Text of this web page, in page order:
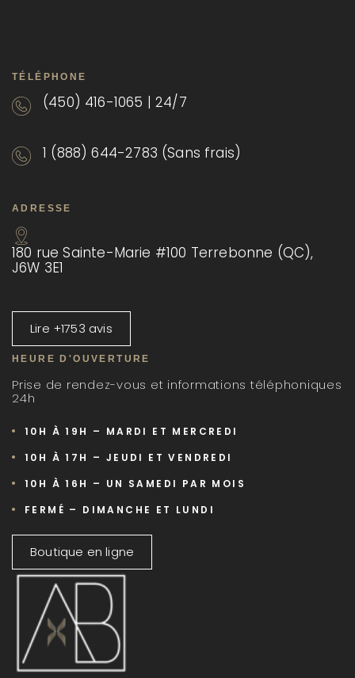
TÉLÉPHONE
(450) 416-1065 | 24/7
1 (888) 644-2783 (Sans frais)
ADRESSE
180 rue Sainte-Marie #100 Terrebonne (QC),
J6W 3E1
Lire +1753 avis
HEURE D'OUVERTURE
Prise de rendez-vous et informations téléphoniques
24h
10H À 19H – MARDI ET MERCREDI
10H À 17H – JEUDI ET VENDREDI
10H À 16H – UN SAMEDI PAR MOIS
FERMÉ – DIMANCHE ET LUNDI
Boutique en ligne